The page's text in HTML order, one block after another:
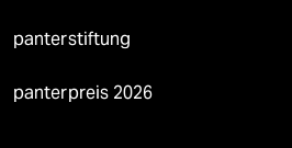
panterstiftung
panterpreis 2026